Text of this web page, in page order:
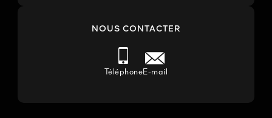
NOUS CONTACTER
TéléphoneE-mail